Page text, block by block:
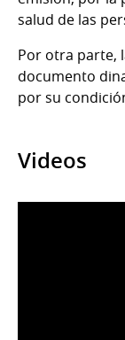
salud de las
Por otra parte,
documento
por su
Videos